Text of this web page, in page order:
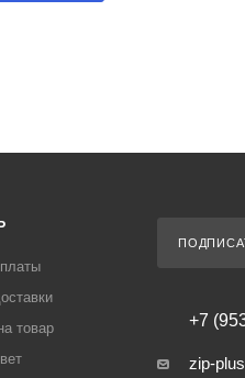
товар
+7
zip-